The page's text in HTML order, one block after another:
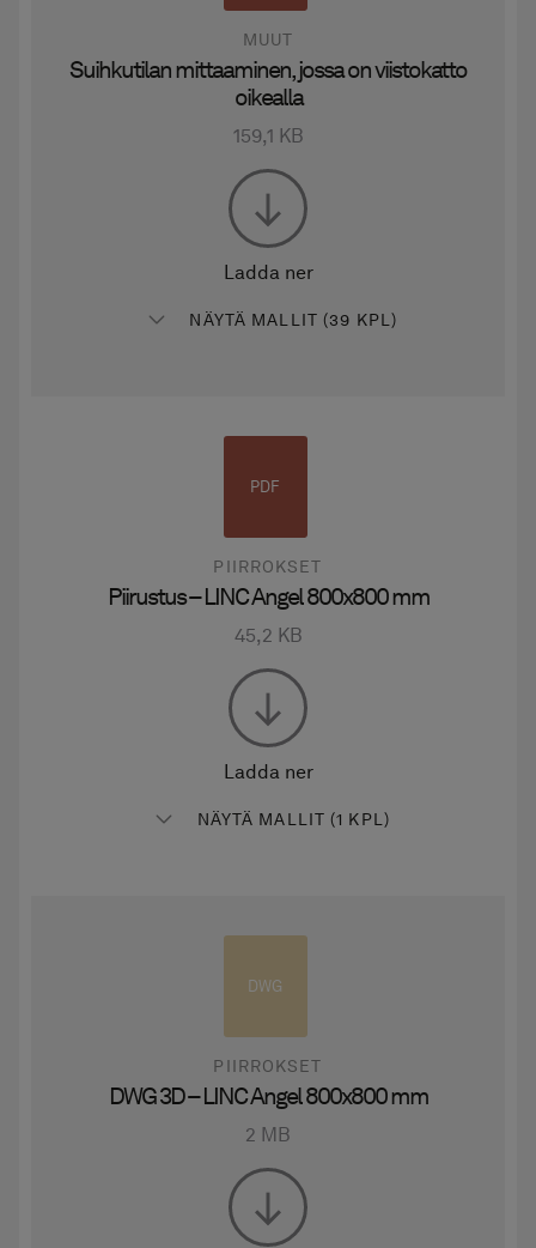
MUUT
Suihkutilan mittaaminen, jossa on viistokatto
oikealla
159,1 KB
Ladda ner
NÄYTÄ MALLIT (39 KPL)
PDF
PIIRROKSET
Piirustus – LINC Angel 800x800 mm
45,2 KB
Ladda ner
NÄYTÄ MALLIT (1 KPL)
DWG
PIIRROKSET
DWG 3D – LINC Angel 800x800 mm
2 MB